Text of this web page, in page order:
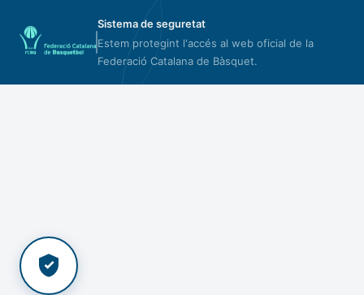
Sistema de seguretat
Estem protegint l'accés al web oficial de la
Federació Catalana de Bàsquet.